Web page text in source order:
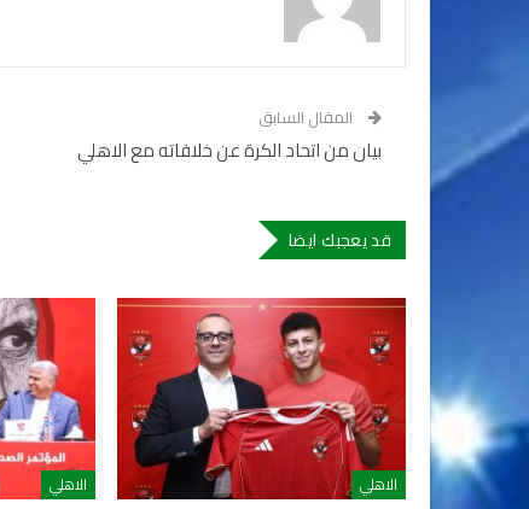
المقال السابق
بيان من اتحاد الكرة عن خلافاته مع الاهلي
قد يعجبك ايضا
الاهلي الاهلي